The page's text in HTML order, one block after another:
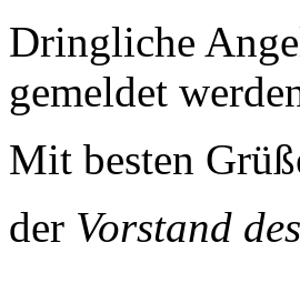
Dringliche
gemeldet
Mit besten
der Vorstand